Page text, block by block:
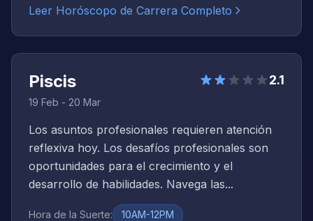
Leer Horóscopo de Carrera Completo
Piscis
19 Feb - 20 Mar
2.1
Los asuntos profesionales requieren atención
reflexiva hoy. Los desafíos profesionales son
oportunidades para el crecimiento y el
desarrollo de habilidades. Navega las...
Hora de la Suerte: 10AM-12PM